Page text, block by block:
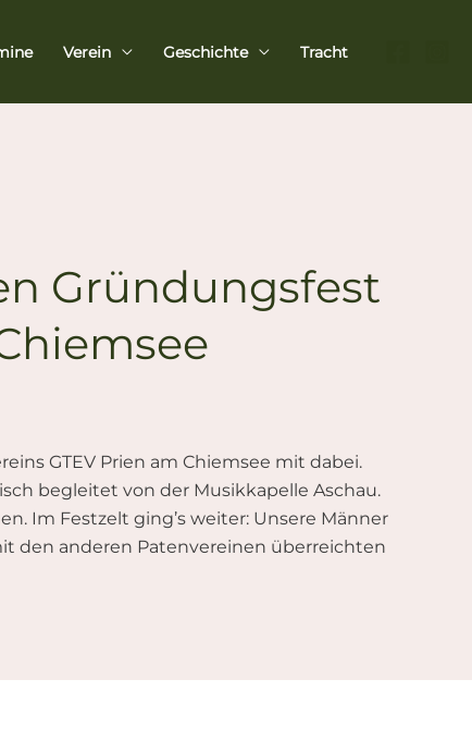
Verein Geschichte Tracht
Gründungsfest
GTEV Prien am Chiemsee mit dabei.
begleitet von der Musikkapelle Aschau.
Im Festzelt ging’s weiter: Unsere Männer
den anderen Patenvereinen überreichten